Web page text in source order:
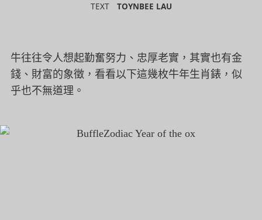
TEXT TOYNBEE LAU
牛往往令人想起勤奮努力、忠厚老實，其實也有金
錢、財富的象徵，看看以下這幾枚牛年生肖錶，似
乎也不無道理。